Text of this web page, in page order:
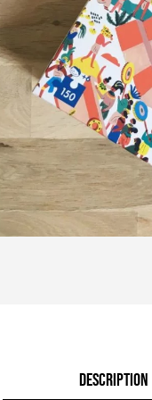
DESCRIPTION